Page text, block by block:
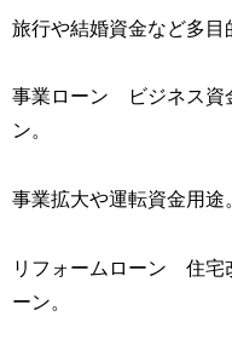
旅行や結婚資金など多目
事業ローン ビジネス資
ン。
事業拡大や運転資金用途
リフォームローン 住宅
ーン。